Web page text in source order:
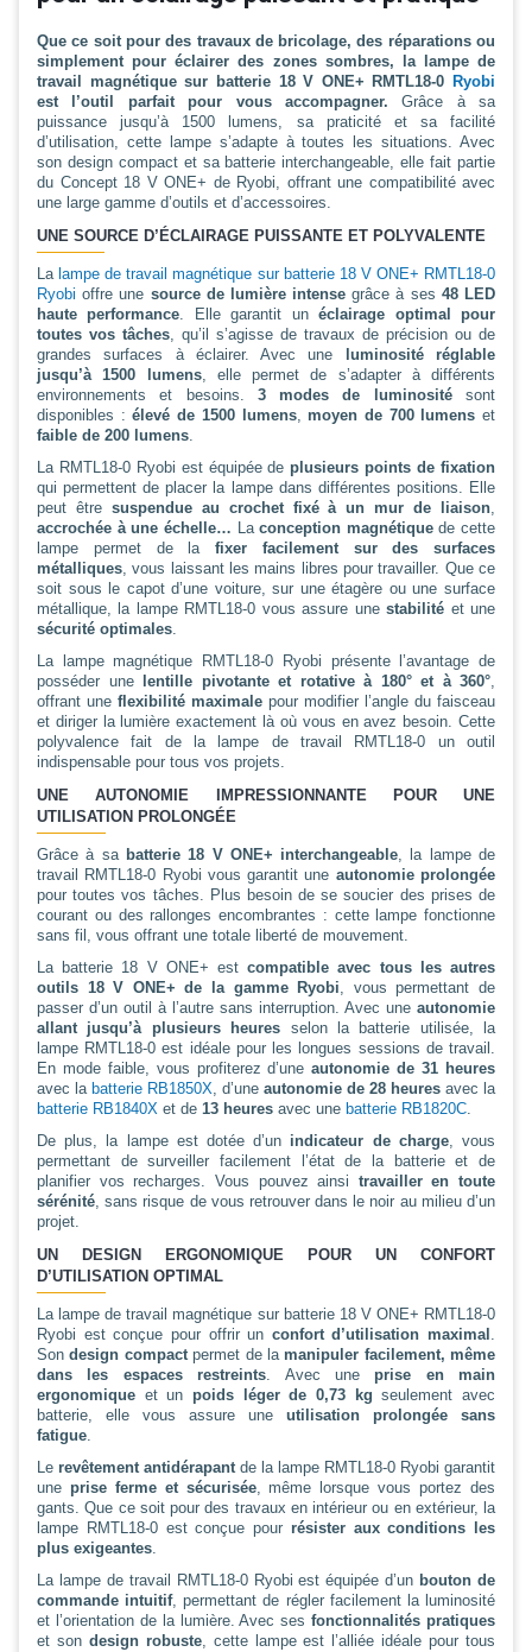
Que ce soit pour des travaux de bricolage, des réparations ou
simplement pour éclairer des zones sombres, la lampe de
travail magnétique sur batterie 18 V ONE+ RMTL18-0
Ryobi
est l’outil parfait pour vous accompagner.Grâce à sa
puissance jusqu’à 1500 lumens, sa praticité et sa facilité
d’utilisation, cette lampe s’adapte à toutes les situations. Avec
son design compact et sa batterie interchangeable, elle fait partie
du Concept 18 V ONE+ de Ryobi, offrant une compatibilité avec
une large gamme d’outils et d’accessoires.
UNE SOURCE D’ÉCLAIRAGE PUISSANTE ET POLYVALENTE
La lampe de travail magnétique sur batterie 18 V ONE+ RMTL18-0
Ryobi offre une source de lumière intense grâce à ses 48 LED
haute performance. Elle garantit unéclairage optimal pour
toutes vos tâches, qu’il s’agisse de travaux de précision ou de
grandes surfaces à éclairer. Avec une
luminosité réglable
jusqu’à 1500 lumens, elle permet de s’adapter à différents
environnements et besoins. 3 modes de luminositésont
disponibles :élevé de 1500 lumens,moyen de 700 lumenset
faible de 200 lumens.
La RMTL18-0 Ryobi est équipée deplusieurs points de fixation
qui permettent de placer la lampe dans différentes positions. Elle
peut êtresuspendue au crochet fixé à un mur de liaison,
accrochée à une échelle… Laconception magnétiquede cette
lampe permet de lafixer facilement sur des surfaces
métalliques, vous laissant les mains libres pour travailler. Que ce
soit sous le capot d’une voiture, sur une étagère ou une surface
métallique, la lampe RMTL18-0 vous assure unestabilité et une
sécurité optimales.
La lampe magnétique RMTL18-0 Ryobi présente l’avantage de
posséder unelentille pivotante et rotative à 180° et à 360°,
offrant une flexibilité maximale pour modifier l’angle du faisceau
et diriger la lumière exactement là où vous en avez besoin. Cette
polyvalence fait de la lampe de travail RMTL18-0 un outil
indispensable pour tous vos projets.
UNE AUTONOMIE IMPRESSIONNANTE POUR UNE
UTILISATION PROLONGÉE
Grâce à sa batterie 18 V ONE+ interchangeable, la lampe de
travail RMTL18-0 Ryobi vous garantit une autonomie prolongée
pour toutes vos tâches. Plus besoin de se soucier des prises de
courant ou des rallonges encombrantes : cette lampe fonctionne
sans fil, vous offrant une totale liberté de mouvement.
La batterie 18 V ONE+ estcompatible avec tous les autres
outils 18 V ONE+ de la gamme Ryobi, vous permettant de
passer d’un outil à l’autre sans interruption. Avec une autonomie
allant jusqu’à plusieurs heures selon la batterie utilisée, la
lampe RMTL18-0 est idéale pour les longues sessions de travail.
En mode faible, vous profiterez d’uneautonomie de 31 heures
avec la batterie RB1850X, d’une autonomie de 28 heures avec la
batterie RB1840X et de 13 heures avec une batterie RB1820C.
De plus, la lampe est dotée d’un indicateur de charge, vous
permettant de surveiller facilement l’état de la batterie et de
planifier vos recharges. Vous pouvez ainsi travailler en toute
sérénité, sans risque de vous retrouver dans le noir au milieu d’un
projet.
UN DESIGN ERGONOMIQUE POUR UN CONFORT
D’UTILISATION OPTIMAL
La lampe de travail magnétique sur batterie 18 V ONE+ RMTL18-0
Ryobi est conçue pour offrir un confort d’utilisation maximal .
Sondesign compactpermet de lamanipuler facilement, même
dans les espaces restreints. Avec uneprise en main
ergonomique et un poids léger de 0,73 kg seulement avec
batterie, elle vous assure une utilisation prolongée sans
fatigue.
Le revêtement antidérapantde la lampe RMTL18-0 Ryobi garantit
une prise ferme et sécurisée, même lorsque vous portez des
gants. Que ce soit pour des travaux en intérieur ou en extérieur, la
lampe RMTL18-0 est conçue pour résister aux conditions les
plus exigeantes.
La lampe de travail RMTL18-0 Ryobi est équipée d’un bouton de
commande intuitif, permettant de régler facilement la luminosité
et l’orientation de la lumière. Avec ses fonctionnalités pratiques
et son design robuste, cette lampe est l’alliée idéale pour tous